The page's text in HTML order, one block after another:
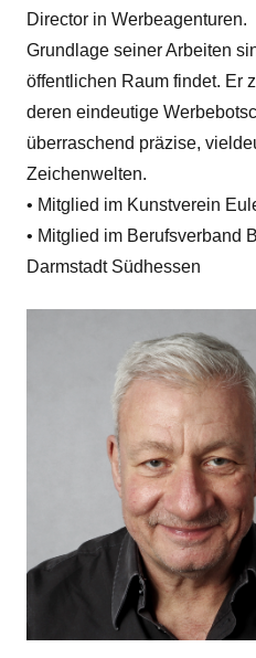
Director in Werbeagenturen.
Grundlage seiner Arbeiten
öffentlichen Raum findet. Er
deren eindeutige
überraschend präzise,
Zeichenwelten.
• Mitglied im Kunstverein
• Mitglied im Berufsverband
Darmstadt Südhessen